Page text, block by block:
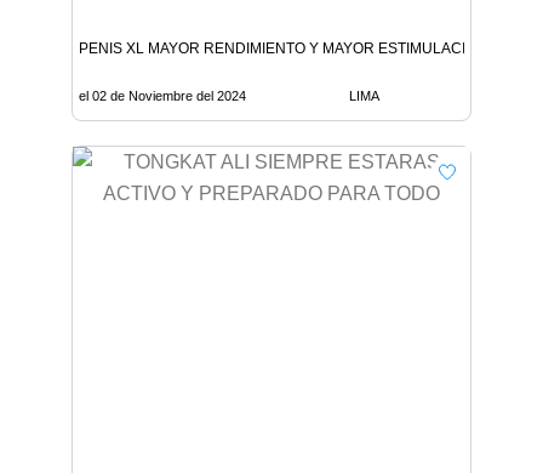
PENIS XL MAYOR RENDIMIENTO Y MAYOR ESTIMULACION
el 02 de Noviembre del 2024 LIMA